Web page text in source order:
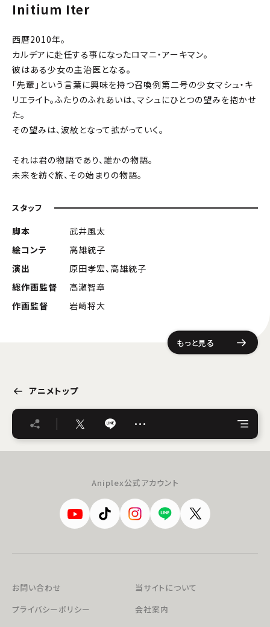
Initium Iter
西暦2010年。
カルデアに赴任する事になったロマニ・アーキマン。
彼はある少女の主治医となる。
「先輩」という言葉に興味を持つ召喚例第二号の少女マシュ・キ
リエライト。ふたりのふれあいは、マシュにひとつの望みを抱かせ
た。
その望みは、波紋となって拡がっていく。
それは君の物語であり、誰かの物語。
未来を紡ぐ旅、その始まりの物語。
スタッフ
脚本
武井風太
絵コンテ
高雄統子
演出
原田孝宏、高雄統子
総作画監督
高瀬智章
作画監督
岩崎将大
もっと見る
アニメトップ
…
Aniplex公式アカウント
お問い合わせ
当サイトについて
プライバシーポリシー
会社案内